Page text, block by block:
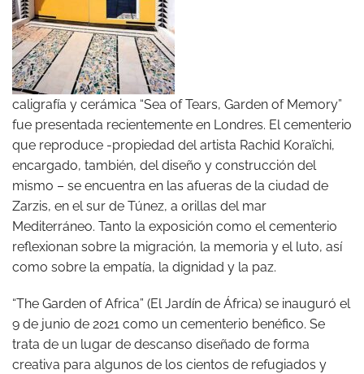
caligrafía y cerámica “Sea of Tears, Garden of Memory”
fue presentada recientemente en Londres. El cementerio
que reproduce -propiedad del artista Rachid Koraïchi,
encargado, también, del diseño y construcción del
mismo – se encuentra en las afueras de la ciudad de
Zarzis, en el sur de Túnez, a orillas del mar
Mediterráneo. Tanto la exposición como el cementerio
reflexionan sobre la migración, la memoria y el luto, así
como sobre la empatía, la dignidad y la paz.
“The Garden of Africa” (El Jardín de África) se inauguró el
9 de junio de 2021 como un cementerio benéfico. Se
trata de un lugar de descanso diseñado de forma
creativa para algunos de los cientos de refugiados y